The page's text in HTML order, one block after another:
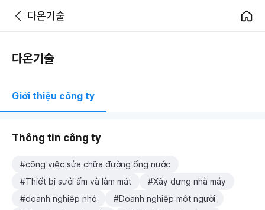
다온기술
다온기술
Giới thiệu công ty
Thông tin công ty
#công việc sửa chữa đường ống nước
#Thiết bị sưởi ấm và làm mát
#Xây dựng nhà máy
#doanh nghiệp nhỏ
#Doanh nghiệp một người